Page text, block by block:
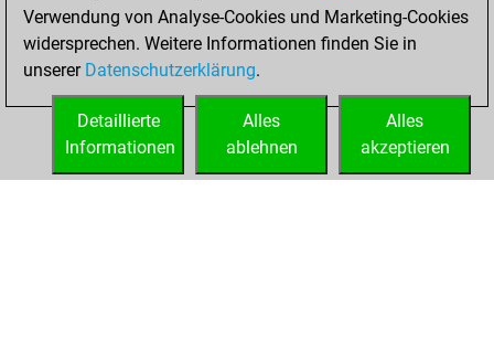
24, 2021
You created
your Fritz account
Verwendung von Analyse-Cookies und Marketing-Cookies
widersprechen. Weitere Informationen finden Sie in
unserer Datenschutzerklärung.
Alles
akzeptieren
Alles
ablehnen
Detaillierte
Informationen